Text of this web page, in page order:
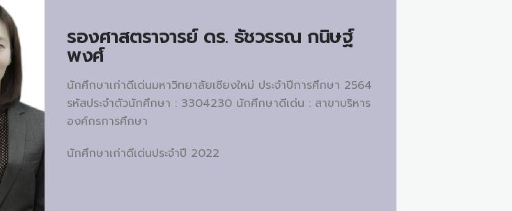
รองศาสตราจารย์ ดร. ธัชวรรณ กนิษฐ์
พงศ์
นักศึกษาเก่าดีเด่นมหาวิทยาลัยเชียงใหม่ ประจำปีการศึกษา 2564
รหัสประจำตัวนักศึกษา : 3304230 นักศึกษาดีเด่น : สาขาบริหาร
องค์กรการศึกษา
นักศึกษาเก่าดีเด่นประจำปี 2022